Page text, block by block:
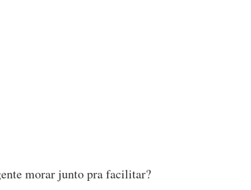
morar junto pra facilitar?